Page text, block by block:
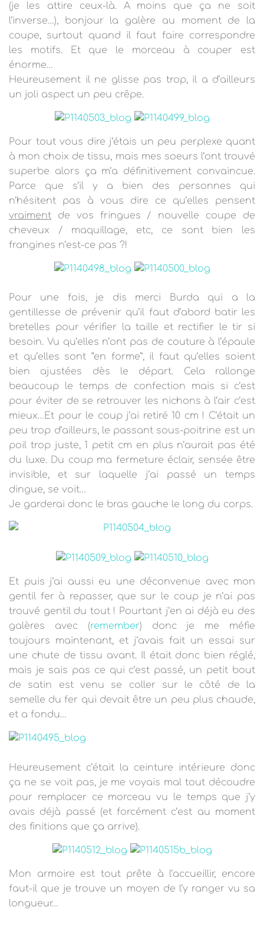
(je les attire ceux-là. A moins que ça ne soit
l’inverse…), bonjour la galère au moment de la
coupe, surtout quand il faut faire correspondre
les motifs. Et que le morceau à couper est
énorme…
Heureusement il ne glisse pas trop, il a d’ailleurs
un joli aspect un peu crêpe.
Pour tout vous dire j’étais un peu perplexe quant
à mon choix de tissu, mais mes soeurs l’ont trouvé
superbe alors ça m’a définitivement convaincue.
Parce que s’il y a bien des personnes qui
n’hésitent pas à vous dire ce qu’elles pensent
vraiment de vos fringues / nouvelle coupe de
cheveux / maquillage, etc, ce sont bien les
frangines n’est-ce pas ?!
Pour une fois, je dis merci Burda qui a la
gentillesse de prévenir qu’il faut d’abord batir les
bretelles pour vérifier la taille et rectifier le tir si
besoin. Vu qu’elles n’ont pas de couture à l’épaule
et qu’elles sont “en forme”, il faut qu’elles soient
bien ajustées dès le départ. Cela rallonge
beaucoup le temps de confection mais si c’est
pour éviter de se retrouver les nichons à l’air c’est
mieux…Et pour le coup j’ai retiré 10 cm ! C’était un
peu trop d’ailleurs, le passant sous-poitrine est un
poil trop juste, 1 petit cm en plus n’aurait pas été
du luxe. Du coup ma fermeture éclair, sensée être
invisible, et sur laquelle j’ai passé un temps
dingue, se voit…
Je garderai donc le bras gauche le long du corps.
Et puis j’ai aussi eu une déconvenue avec mon
gentil fer à repasser, que sur le coup je n’ai pas
trouvé gentil du tout ! Pourtant j’en ai déjà eu des
galères avec (remember) donc je me méfie
toujours maintenant, et j’avais fait un essai sur
une chute de tissu avant. Il était donc bien réglé,
mais je sais pas ce qui c’est passé, un petit bout
de satin est venu se coller sur le côté de la
semelle du fer qui devait être un peu plus chaude,
et a fondu…
Heureusement c’était la ceinture intérieure donc
ça ne se voit pas, je me voyais mal tout découdre
pour remplacer ce morceau vu le temps que j’y
avais déjà passé (et forcément c’est au moment
des finitions que ça arrive).
Mon armoire est tout prête à l’accueillir, encore
faut-il que je trouve un moyen de l’y ranger vu sa
longueur…